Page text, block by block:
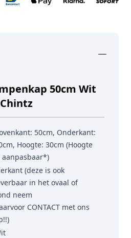
50cm Wit
Chintz
50cm, Onderkant:
Hoogte: 30cm (Hoogte
aanpasbaar*)
(deze is ook
in het ovaal of
neem
CONTACT met ons